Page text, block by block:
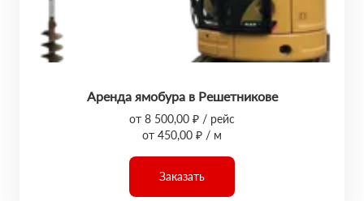
Аренда ямобура в Решетникове
от 8 500,00 ₽ / рейс
от 450,00 ₽ / м
Заказать